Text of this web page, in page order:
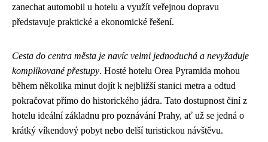
zanechat automobil u hotelu a využít veřejnou dopravu
představuje praktické a ekonomické řešení.
Cesta do centra města je navíc velmi jednoduchá a nevyžaduje
komplikované přestupy. Hosté hotelu Orea Pyramida mohou
během několika minut dojít k nejbližší stanici metra a odtud
pokračovat přímo do historického jádra. Tato dostupnost činí z
hotelu ideální základnu pro poznávání Prahy, ať už se jedná o
krátký víkendový pobyt nebo delší turistickou návštěvu.